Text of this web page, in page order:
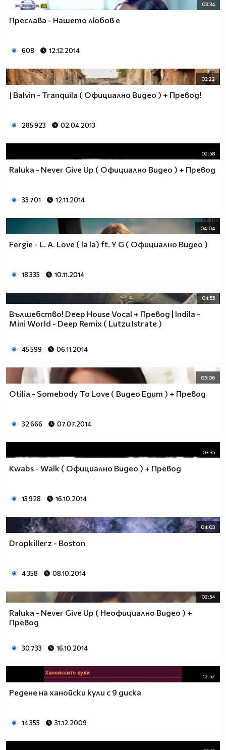
03:34
Преслава - Нашето любов е
608 12.12.2014
03:22
J Balvin - Tranquila ( Официално Видео ) + Превод!
285 923 02.04.2013
02:58
Raluka - Never Give Up ( Официално Видео ) + Превод
33 701 12.11.2014
04:04
Fergie - L. A. Love ( la la) ft. Y G ( Официално Видео )
18 335 10.11.2014
04:55
Вълшебство! Deep House Vocal + Превод | Indila -
Mini World - Deep Remix ( Lutzu Istrate )
45 599 06.11.2014
03:06
Otilia - Somebody To Love ( Видео Едит ) + Превод
32 666 07.07.2014
03:35
Kwabs - Walk ( Официално Видео ) + Превод
13 928 16.10.2014
04:03
Dropkillerz - Boston
4 358 08.10.2014
02:54
Raluka - Never Give Up ( Неофициално Видео ) +
Превод
30 733 16.10.2014
12:52
Редене на ханойски кули с 9 диска
14 355 31.12.2009